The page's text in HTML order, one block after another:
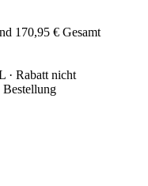
170,95 € Gesamt
· Rabatt nicht